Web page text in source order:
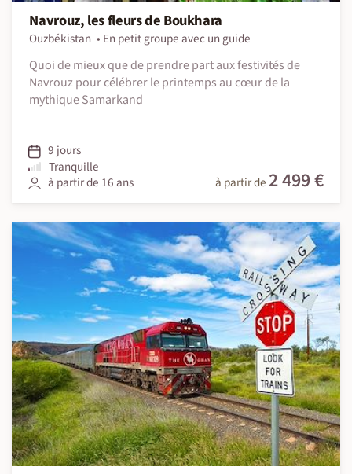
Navrouz, les fleurs de Boukhara
Ouzbékistan
En petit groupe avec un guide
Quoi de mieux que de prendre part aux festivités de
Navrouz pour célébrer le printemps au cœur de la
mythique Samarkand
9 jours
Tranquille
à partir de 16 ans
à partir de 2 499 €